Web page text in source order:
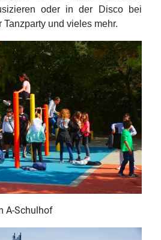
oder in der Disco bei
und vieles mehr.
A-Schulhof